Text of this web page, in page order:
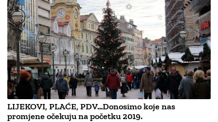
LIJEKOVI, PLAĆE, PDV…Donosimo koje nas
promjene očekuju na početku 2019.